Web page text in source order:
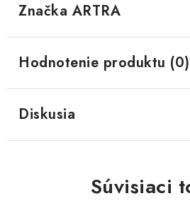
Značka ARTRA
Hodnotenie produktu (0)
Diskusia
Súvisiaci